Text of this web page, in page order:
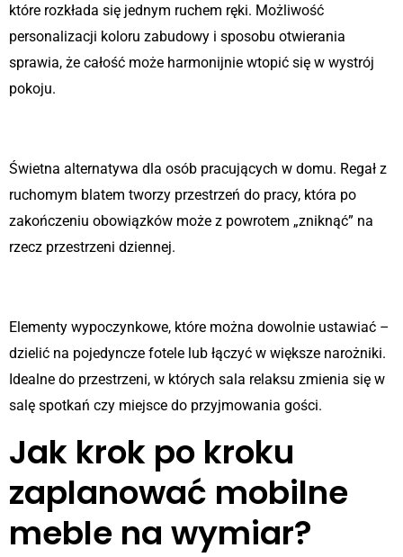
które rozkłada się jednym ruchem ręki. Możliwość
personalizacji koloru zabudowy i sposobu otwierania
sprawia, że całość może harmonijnie wtopić się w wystrój
pokoju.
Świetna alternatywa dla osób pracujących w domu. Regał z
ruchomym blatem tworzy przestrzeń do pracy, która po
zakończeniu obowiązków może z powrotem „zniknąć” na
rzecz przestrzeni dziennej.
Elementy wypoczynkowe, które można dowolnie ustawiać –
dzielić na pojedyncze fotele lub łączyć w większe narożniki.
Idealne do przestrzeni, w których sala relaksu zmienia się w
salę spotkań czy miejsce do przyjmowania gości.
Jak krok po kroku
zaplanować mobilne
meble na wymiar?